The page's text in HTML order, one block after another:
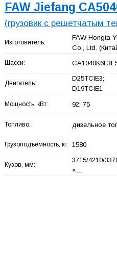
FAW Jiefang
(грузовик с решетчатым
Изготовитель:
FAW Hongta
Co., Ltd.
Шасси:
Двигатель:
D25TCIE3;
D19TCIE1
Мощность, кВт: 92; 75
Топливо: дизельное
Грузоподъемность, кг: 1580
Кузов, мм:
3715/4210/
×…